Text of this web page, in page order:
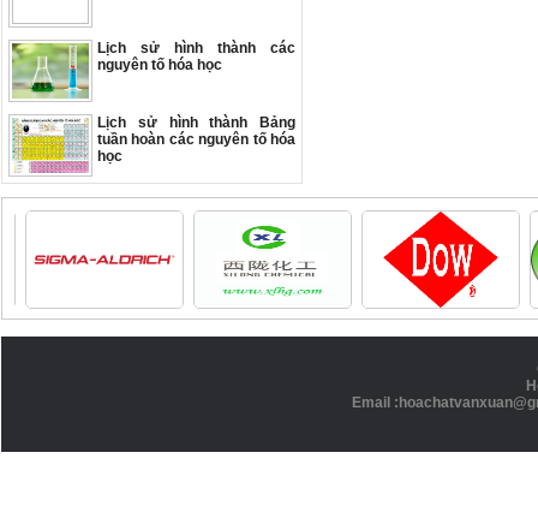
Lịch sử hình thành các
nguyên tố hóa học
Lịch sử hình thành Bảng
tuần hoàn các nguyên tố hóa
học
Email